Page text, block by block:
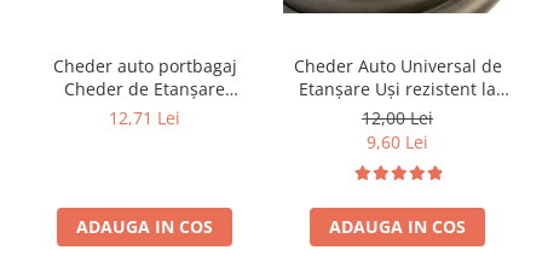
Cheder auto portbagaj
Cheder de Etanșare
Profesional din Cauciuc -
Liniar
12,71 Lei
ADAUGA IN COS
Cheder Auto Universal de
Etanșare Uși rezistent la
intemperii, raze UV,
îmbătrânire și temperaturi
extreme
12,00 Lei
9,60 Lei
ADAUGA IN COS